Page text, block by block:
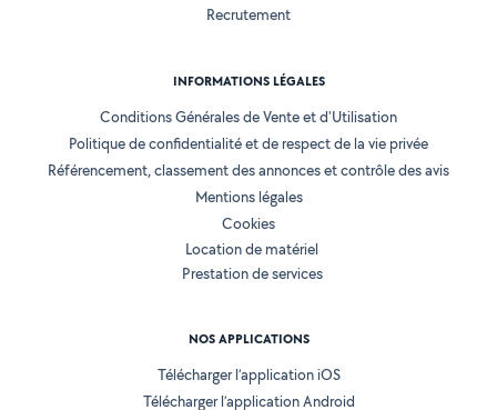
Recrutement
INFORMATIONS LÉGALES
Conditions Générales de Vente et d'Utilisation
Politique de confidentialité et de respect de la vie privée
Référencement, classement des annonces et contrôle des avis
Mentions légales
Cookies
Location de matériel
Prestation de services
NOS APPLICATIONS
Télécharger l’application iOS
Télécharger l’application Android